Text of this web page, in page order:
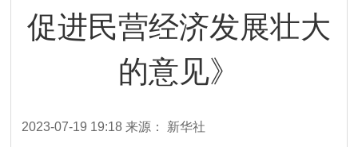
促进民营经济发展壮大
的意见》
2023-07-19 19:18来源： 新华社